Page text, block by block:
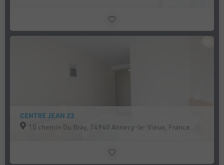
CENTRE JEAN 23
10 chemin Du Bray, 74940 Annecy-le-Vieux, France